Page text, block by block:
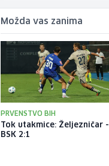
Možda vas zanima
PRVENSTVO BIH
Tok utakmice: Željezničar -
BSK 2:1